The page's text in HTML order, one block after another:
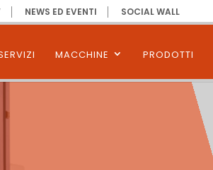
NEWS ED EVENTI SOCIAL WALL
MACCHINE PRODOTTI